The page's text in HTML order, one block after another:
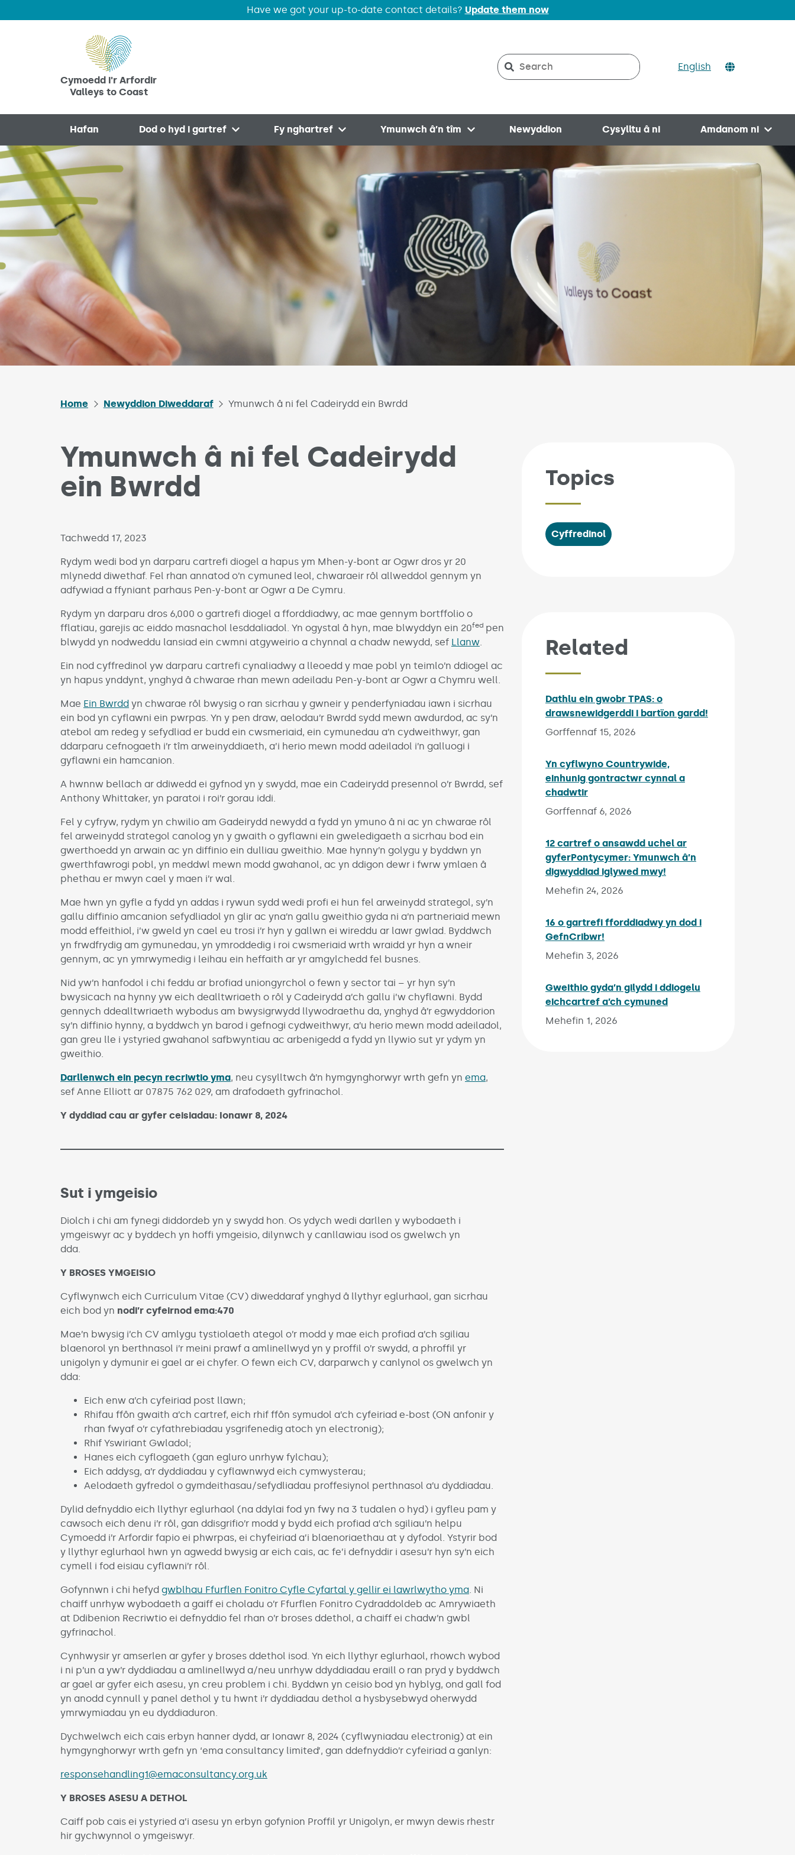
Have we got your up-to-date contact details? Update them now
Cymoedd i'r Arfordir
Valleys to Coast
Search on Valleys to Coast
Search English
Hafan
Dod o hyd i gartref
Fy nghartref
Open menu
Ymunwch â’n tîm
Newyddion Cysylltu â ni
Amdanom ni
Open
Home Newyddion Diweddaraf Ymunwch â ni fel Cadeirydd ein Bwrdd
Ymunwch â ni fel Cadeirydd
ein Bwrdd
Published on:
Tachwedd 17, 2023
Rydym wedi bod yn darparu cartrefi diogel a hapus ym Mhen-y-bont ar Ogwr dros yr 20
mlynedd diwethaf. Fel rhan annatod o’n cymuned leol, chwaraeir rôl allweddol gennym yn
adfywiad a ffyniant parhaus Pen-y-bont ar Ogwr a De Cymru.
Rydym yn darparu dros 6,000 o gartrefi diogel a fforddiadwy, ac mae gennym bortffolio o
fflatiau, garejis ac eiddo masnachol lesddaliadol. Yn ogystal â hyn, mae blwyddyn ein 20fed pen
blwydd yn nodweddu lansiad ein cwmni atgyweirio a chynnal a chadw newydd, sef Llanw
Ein nod cyffredinol yw darparu cartrefi cynaliadwy a lleoedd y mae pobl yn teimlo’n ddiogel ac
yn hapus ynddynt, ynghyd â chwarae rhan mewn adeiladu Pen-y-bont ar Ogwr a Chymru well.
Mae Ein Bwrdd yn chwarae rôl bwysig o ran sicrhau y gwneir y penderfyniadau iawn i sicrhau
ein bod yn cyflawni ein pwrpas. Yn y pen draw, aelodau’r Bwrdd sydd mewn awdurdod, ac sy’n
atebol am redeg y sefydliad er budd ein cwsmeriaid, ein cymunedau a’n cydweithwyr, gan
ddarparu cefnogaeth i’r tîm arweinyddiaeth, a’i herio mewn modd adeiladol i’n galluogi i
gyflawni ein hamcanion.
A hwnnw bellach ar ddiwedd ei gyfnod yn y swydd, mae ein Cadeirydd presennol o’r Bwrdd, sef
Anthony Whittaker, yn paratoi i roi’r gorau iddi.
Fel y cyfryw, rydym yn chwilio am Gadeirydd newydd a fydd yn ymuno â ni ac yn chwarae rôl
fel arweinydd strategol canolog yn y gwaith o gyflawni ein gweledigaeth a sicrhau bod ein
gwerthoedd yn arwain ac yn diffinio ein dulliau gweithio. Mae hynny’n golygu y byddwn yn
gwerthfawrogi pobl, yn meddwl mewn modd gwahanol, ac yn ddigon dewr i fwrw ymlaen â
phethau er mwyn cael y maen i’r wal.
Mae hwn yn gyfle a fydd yn addas i rywun sydd wedi profi ei hun fel arweinydd strategol, sy’n
gallu diffinio amcanion sefydliadol yn glir ac yna’n gallu gweithio gyda ni a’n partneriaid mewn
modd effeithiol, i’w gweld yn cael eu trosi i’r hyn y gallwn ei wireddu ar lawr gwlad. Byddwch
yn frwdfrydig am gymunedau, yn ymroddedig i roi cwsmeriaid wrth wraidd yr hyn a wneir
gennym, ac yn ymrwymedig i leihau ein heffaith ar yr amgylchedd fel busnes.
Nid yw’n hanfodol i chi feddu ar brofiad uniongyrchol o fewn y sector tai – yr hyn sy’n
bwysicach na hynny yw eich dealltwriaeth o rôl y Cadeirydd a’ch gallu i’w chyflawni. Bydd
gennych ddealltwriaeth wybodus am bwysigrwydd llywodraethu da, ynghyd â’r egwyddorion
sy’n diffinio hynny, a byddwch yn barod i gefnogi cydweithwyr, a’u herio mewn modd adeiladol,
gan greu lle i ystyried gwahanol safbwyntiau ac arbenigedd a fydd yn llywio sut yr ydym yn
gweithio.
Darllenwch ein pecyn recriwtio yma, neu cysylltwch â’n hymgynghorwyr wrth gefn yn ema,
sef Anne Elliott ar 07875 762 029, am drafodaeth gyfrinachol.
Y dyddiad cau ar gyfer ceisiadau: Ionawr 8, 2024
Sut i ymgeisio
Diolch i chi am fynegi diddordeb yn y swydd hon. Os ydych wedi darllen y wybodaeth i
ymgeiswyr ac y byddech yn hoffi ymgeisio, dilynwch y canllawiau isod os gwelwch yn
dda.
Y BROSES YMGEISIO
Cyflwynwch eich Curriculum Vitae (CV) diweddaraf ynghyd â llythyr eglurhaol, gan sicrhau
eich bod yn nodi’r cyfeirnod ema:470
Mae’n bwysig i’ch CV amlygu tystiolaeth ategol o’r modd y mae eich profiad a’ch sgiliau
blaenorol yn berthnasol i’r meini prawf a amlinellwyd yn y proffil o’r swydd, a phroffil yr
unigolyn y dymunir ei gael ar ei chyfer. O fewn eich CV, darparwch y canlynol os gwelwch yn
dda:
Eich enw a’ch cyfeiriad post llawn;
Rhifau ffôn gwaith a’ch cartref, eich rhif ffôn symudol a’ch cyfeiriad e-bost (ON anfonir y
rhan fwyaf o’r cyfathrebiadau ysgrifenedig atoch yn electronig);
Rhif Yswiriant Gwladol;
Hanes eich cyflogaeth (gan egluro unrhyw fylchau);
Eich addysg, a’r dyddiadau y cyflawnwyd eich cymwysterau;
Aelodaeth gyfredol o gymdeithasau/sefydliadau proffesiynol perthnasol a’u dyddiadau.
Dylid defnyddio eich llythyr eglurhaol (na ddylai fod yn fwy na 3 tudalen o hyd) i gyfleu pam y
cawsoch eich denu i’r rôl, gan ddisgrifio’r modd y bydd eich profiad a’ch sgiliau’n helpu
Cymoedd i’r Arfordir fapio ei phwrpas, ei chyfeiriad a’i blaenoriaethau at y dyfodol. Ystyrir bod
y llythyr eglurhaol hwn yn agwedd bwysig ar eich cais, ac fe’i defnyddir i asesu’r hyn sy’n eich
cymell i fod eisiau cyflawni’r rôl.
Gofynnwn i chi hefyd gwblhau Ffurflen Fonitro Cyfle Cyfartal y gellir ei lawrlwytho yma . Ni
chaiff unrhyw wybodaeth a gaiff ei choladu o’r Ffurflen Fonitro Cydraddoldeb ac Amrywiaeth
at Ddibenion Recriwtio ei defnyddio fel rhan o’r broses ddethol, a chaiff ei chadw’n gwbl
gyfrinachol.
Cynhwysir yr amserlen ar gyfer y broses ddethol isod. Yn eich llythyr eglurhaol, rhowch wybod
i ni p’un a yw’r dyddiadau a amlinellwyd a/neu unrhyw ddyddiadau eraill o ran pryd y byddwch
ar gael ar gyfer eich asesu, yn creu problem i chi. Byddwn yn ceisio bod yn hyblyg, ond gall fod
yn anodd cynnull y panel dethol y tu hwnt i’r dyddiadau dethol a hysbysebwyd oherwydd
ymrwymiadau yn eu dyddiaduron.
Dychwelwch eich cais erbyn hanner dydd, ar Ionawr 8, 2024 (cyflwyniadau electronig) at ein
hymgynghorwyr wrth gefn yn ‘ema consultancy limited’, gan ddefnyddio’r cyfeiriad a ganlyn:
responsehandling1@emaconsultancy.org.uk
Y BROSES ASESU A DETHOL
Caiff pob cais ei ystyried a’i asesu yn erbyn gofynion Proffil yr Unigolyn, er mwyn dewis rhestr
hir gychwynnol o ymgeiswyr.
Topics
Cyffredinol
Related
Dathlu ein gwobr TPAS: o
drawsnewidgerddi i bartïon gardd!
Gorffennaf 15, 2026
Yn cyflwyno Countrywide,
einhunig gontractwr cynnal a
chadwtirPublished on:
Gorffennaf 6, 2026
12 cartref o ansawdd uchel ar
gyferPontycymer: Ymunwch â’n
digwyddiad iglywed mwy!
Mehefin 24, 2026
16 o gartrefi fforddiadwy yn dod i
GefnCribwr!
Mehefin 3, 2026
Gweithio gyda’n gilydd i ddiogelu
eichcartref a’ch cymunedPublished on:
Mehefin 1, 2026